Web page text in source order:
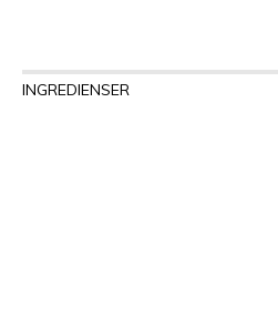
INGREDIENSER